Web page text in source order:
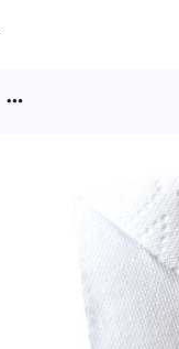
more_horiz